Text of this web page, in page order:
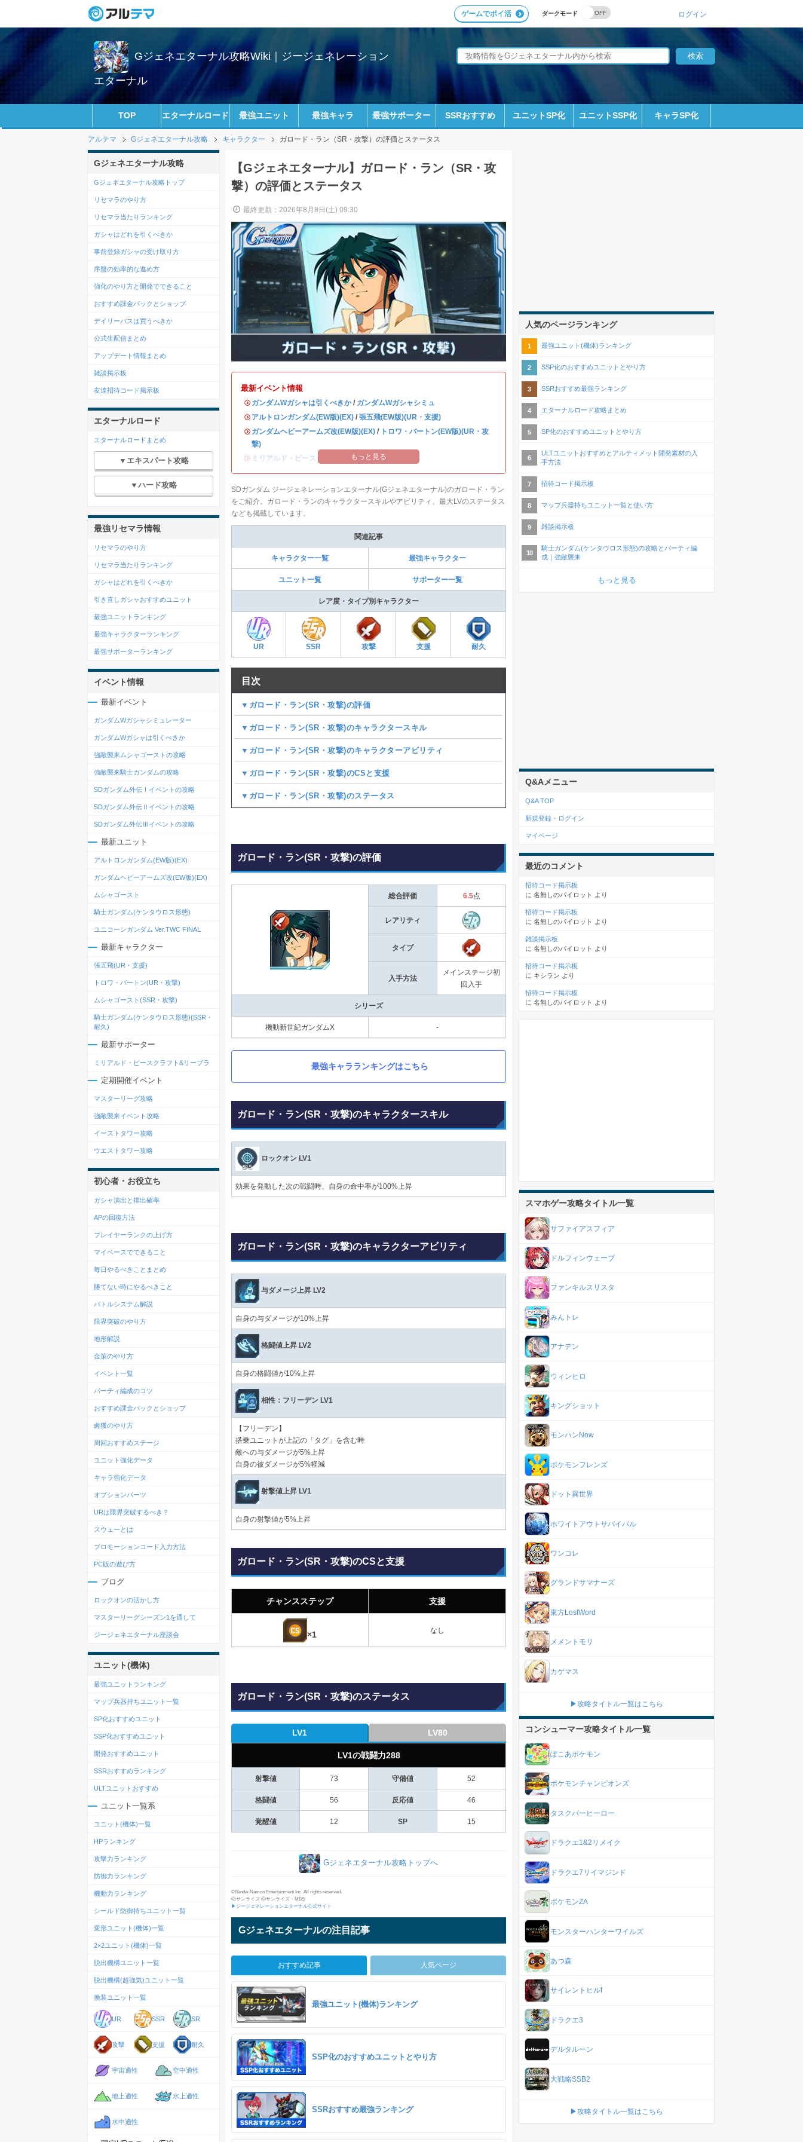
ダークモード
ゲームでポイ活 ログイン
Gジェネエターナル攻略Wiki｜ジージェネレーション
エターナル
TOP エターナルロード 最強ユニット 最強キャラ 最強サポーター SSRおすすめ ユニットSP化 ユニットSSP化 キャラSP化
アルテマ Gジェネエターナル攻略 キャラクター ガロード・ラン（SR・攻撃）の評価とステータス
【Gジェネエターナル】ガロード・ラン（SR・攻
撃）の評価とステータス
最終更新：2026年8月8日(土) 09:30
最新イベント情報
・ ガンダムWガシャは引くべきか/ ガンダムWガシャシミュ
・ アルトロンガンダム(EW版)(EX) / 張五飛(EW版)(UR・支援)
・ ガンダムヘビーアームズ改(EW版)(EX) / トロワ・バートン(EW版)(UR・攻
撃)
・ ミリアルド・ピースクラフト&リーブラ
もっと見る
SDガンダム ジージェネレーションエターナル(Gジェネエターナル)のガロード・ラン
をご紹介。ガロード・ランのキャラクタースキルやアビリティ、最大LVのステータス
なども掲載しています。
関連記事
キャラクター一覧 最強キャラクター
ユニット一覧 サポーター一覧
レア度・タイプ別キャラクター
UR SSR 攻撃 支援 耐久
目次
▼ガロード・ラン(SR・攻撃)の評価
▼ガロード・ラン(SR・攻撃)のキャラクタースキル
▼ガロード・ラン(SR・攻撃)のキャラクターアビリティ
▼ガロード・ラン(SR・攻撃)のCSと支援
▼ガロード・ラン(SR・攻撃)のステータス
ガロード・ラン(SR・攻撃)の評価
総合評価 6.5点
レアリティ
タイプ
入手方法
メインステージ初
回入手
シリーズ
機動新世紀ガンダムX -
最強キャラランキングはこちら
ガロード・ラン(SR・攻撃)のキャラクタースキル
ロックオン LV1
効果を発動した次の戦闘時、自身の命中率が100%上昇
ガロード・ラン(SR・攻撃)のキャラクターアビリティ
与ダメージ上昇 LV2
自身の与ダメージが10%上昇
格闘値上昇 LV2
自身の格闘値が10%上昇
相性：フリーデン LV1
【フリーデン】
搭乗ユニットが上記の「タグ」を含む時
敵への与ダメージが5%上昇
自身の被ダメージが5%軽減
射撃値上昇 LV1
自身の射撃値が5%上昇
ガロード・ラン(SR・攻撃)のCSと支援
チャンスステップ 支援
×1 なし
ガロード・ラン(SR・攻撃)のステータス
LV1 LV80
LV1の戦闘力288
射撃値 73 守備値 52
格闘値 56 反応値 46
覚醒値 12 SP 15
Gジェネエターナル攻略トップへ
©Bandai Namco Entertainment Inc. All rights reserved.
ⓒサンライズ ⓒサンライズ・MBS
▶ジージェネレーションエターナル公式サイト
Gジェネエターナルの注目記事
おすすめ記事 人気ページ
最強ユニット(機体)ランキング
SSP化のおすすめユニットとやり方
SSRおすすめ最強ランキング
Gジェネエターナル攻略
Gジェネエターナル攻略トップ
リセマラのやり方
リセマラ当たりランキング
ガシャはどれを引くべきか
事前登録ガシャの受け取り方
序盤の効率的な進め方
強化のやり方と開発でできること
おすすめ課金パックとショップ
デイリーパスは買うべきか
公式生配信まとめ
アップデート情報まとめ
雑談掲示板
友達招待コード掲示板
エターナルロード
エターナルロードまとめ
▼エキスパート攻略
▼ハード攻略
最強リセマラ情報
リセマラのやり方
リセマラ当たりランキング
ガシャはどれを引くべきか
引き直しガシャおすすめユニット
最強ユニットランキング
最強キャラクターランキング
最強サポーターランキング
イベント情報
最新イベント
ガンダムWガシャシミュレーター
ガンダムWガシャは引くべきか
強敵襲来ムシャゴーストの攻略
強敵襲来騎士ガンダムの攻略
SDガンダム外伝Ⅰイベントの攻略
SDガンダム外伝Ⅱイベントの攻略
SDガンダム外伝Ⅲイベントの攻略
最新ユニット
アルトロンガンダム(EW版)(EX)
ガンダムヘビーアームズ改(EW版)(EX)
ムシャゴースト
騎士ガンダム(ケンタウロス形態)
ユニコーンガンダム Ver.TWC FINAL
最新キャラクター
張五飛(UR・支援)
トロワ・バートン(UR・攻撃)
ムシャゴースト(SSR・攻撃)
騎士ガンダム(ケンタウロス形態)(SSR・
耐久)
最新サポーター
ミリアルド・ピースクラフト&リーブラ
定期開催イベント
マスターリーグ攻略
強敵襲来イベント攻略
イーストタワー攻略
ウエストタワー攻略
初心者・お役立ち
ガシャ演出と排出確率
APの回復方法
プレイヤーランクの上げ方
マイベースでできること
毎日やるべきことまとめ
勝てない時にやるべきこと
バトルシステム解説
限界突破のやり方
地形解説
金策のやり方
イベント一覧
パーティ編成のコツ
おすすめ課金パックとショップ
鹵獲のやり方
周回おすすめステージ
ユニット強化データ
キャラ強化データ
オプションパーツ
URは限界突破するべき？
スウェーとは
プロモーションコード入力方法
PC版の遊び方
ブログ
ロックオンの活かし方
マスターリーグシーズン1を通して
ジージェネエターナル座談会
ユニット(機体)
最強ユニットランキング
マップ兵器持ちユニット一覧
SP化おすすめユニット
SSP化おすすめユニット
開発おすすめユニット
SSRおすすめランキング
ULTユニットおすすめ
ユニット一覧系
ユニット(機体)一覧
HPランキング
攻撃力ランキング
防御力ランキング
機動力ランキング
シールド防御持ちユニット一覧
変形ユニット(機体)一覧
2×2ユニット(機体)一覧
脱出機構ユニット一覧
脱出機構(超強気)ユニット一覧
換装ユニット一覧
UR SSR SR
攻撃 支援 耐久
宇宙適性 空中適性
地上適性 水上適性
水中適性
人気のページランキング
最強ユニット(機体)ランキング
SSP化のおすすめユニットとやり方
SSRおすすめ最強ランキング
エターナルロード攻略まとめ
SP化のおすすめユニットとやり方
ULTユニットおすすめとアルティメット開発素材の入
手方法
招待コード掲示板
マップ兵器持ちユニット一覧と使い方
雑談掲示板
騎士ガンダム(ケンタウロス形態)の攻略とパーティ編
成｜強敵襲来
もっと見る
Q&Aメニュー
Q&A TOP
新規登録・ログイン
マイページ
最近のコメント
招待コード掲示板
に 名無しのパイロット より
招待コード掲示板
に 名無しのパイロット より
雑談掲示板
に 名無しのパイロット より
招待コード掲示板
に キシラン より
招待コード掲示板
に 名無しのパイロット より
スマホゲー攻略タイトル一覧
サファイアスフィア
ドルフィンウェーブ
ファンキルスリスタ
みんトレ
アナデン
ウィンヒロ
キングショット
モンハンNow
ポケモンフレンズ
ドット異世界
ホワイトアウトサバイバル
ワンコレ
グランドサマナーズ
東方LostWord
メメントモリ
カゲマス
▶攻略タイトル一覧はこちら
コンシューマー攻略タイトル一覧
ぽこあポケモン
ポケモンチャンピオンズ
タスクバーヒーロー
ドラクエ1&2リメイク
ドラクエ7リイマジンド
ポケモンZA
モンスターハンターワイルズ
あつ森
サイレントヒルf
ドラクエ3
デルタルーン
大戦略SSB2
▶攻略タイトル一覧はこちら